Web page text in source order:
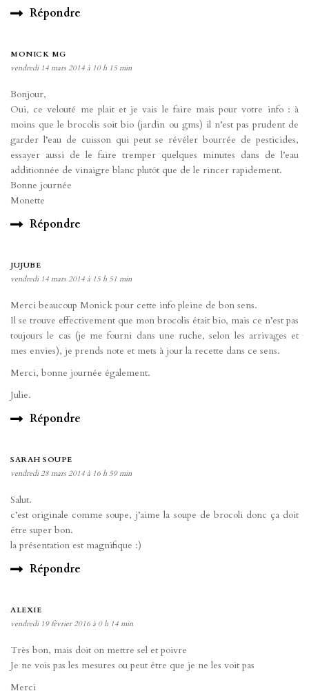
Répondre
MONICK MG
vendredi 14 mars 2014 à 10 h 15 min
Bonjour,
Oui, ce velouté me plait et je vais le faire mais pour votre info : à
moins que le brocolis soit bio (jardin ou gms) il n’est pas prudent de
garder l’eau de cuisson qui peut se révéler bourrée de pesticides,
essayer aussi de le faire tremper quelques minutes dans de l’eau
additionnée de vinaigre blanc plutôt que de le rincer rapidement.
Bonne journée
Monette
Répondre
JUJUBE
vendredi 14 mars 2014 à 15 h 51 min
Merci beaucoup Monick pour cette info pleine de bon sens.
Il se trouve effectivement que mon brocolis était bio, mais ce n’est pas
toujours le cas (je me fourni dans une ruche, selon les arrivages et
mes envies), je prends note et mets à jour la recette dans ce sens.
Merci, bonne journée également.
Julie.
Répondre
SARAH SOUPE
vendredi 28 mars 2014 à 16 h 59 min
Salut.
c’est originale comme soupe, j’aime la soupe de brocoli donc ça doit
être super bon.
la présentation est magnifique :)
Répondre
ALEXIE
vendredi 19 février 2016 à 0 h 14 min
Très bon, mais doit on mettre sel et poivre
Je ne vois pas les mesures ou peut être que je ne les voit pas
Merci